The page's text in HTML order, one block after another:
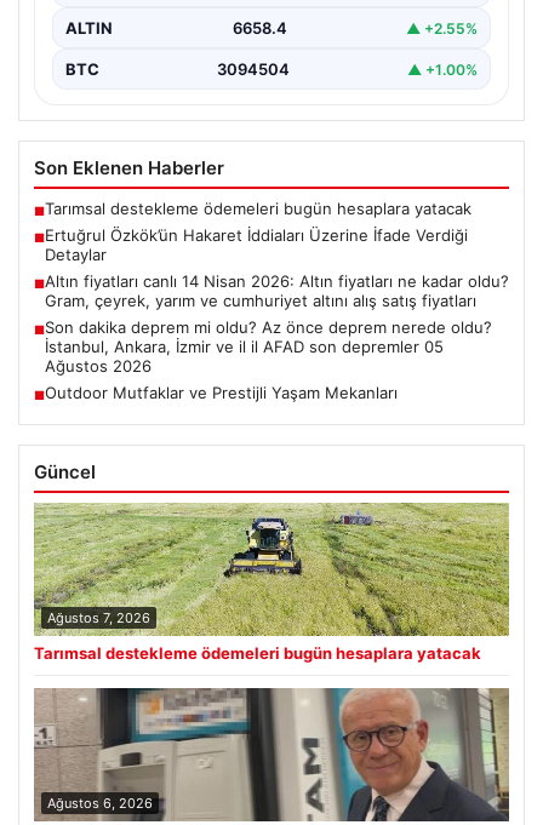
ALTIN 6658.4 ▲ +2.55%
BTC 3094504 ▲ +1.00%
Son Eklenen Haberler
■Tarımsal destekleme ödemeleri bugün hesaplara yatacak
■Ertuğrul Özkök’ün Hakaret İddiaları Üzerine İfade Verdiği
Detaylar
■Altın fiyatları canlı 14 Nisan 2026: Altın fiyatları ne kadar oldu?
Gram, çeyrek, yarım ve cumhuriyet altını alış satış fiyatları
■Son dakika deprem mi oldu? Az önce deprem nerede oldu?
İstanbul, Ankara, İzmir ve il il AFAD son depremler 05
Ağustos 2026
■Outdoor Mutfaklar ve Prestijli Yaşam Mekanları
Güncel
Ağustos 7, 2026
Tarımsal destekleme ödemeleri bugün hesaplara yatacak
Ağustos 6, 2026